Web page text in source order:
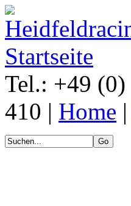
Tel.: +49
410 | Home |